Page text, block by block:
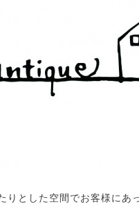
とした空間でお客様にあ